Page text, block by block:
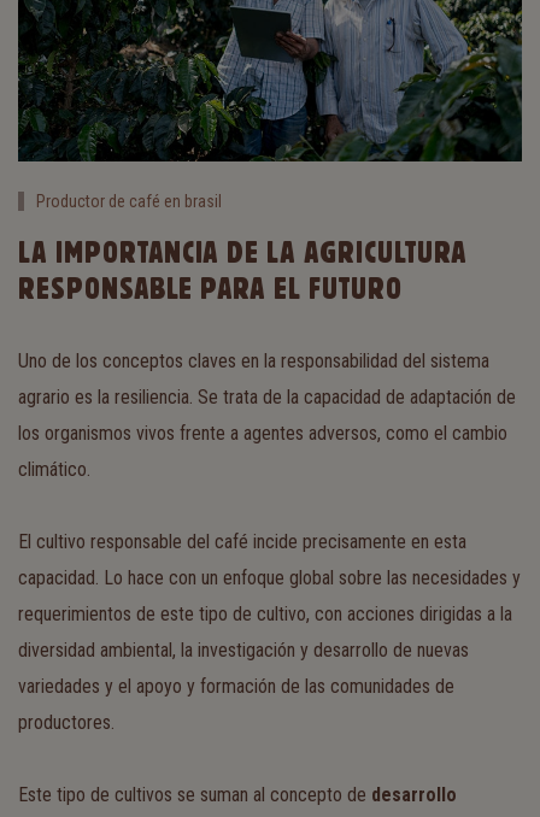
Productor de café en brasil
LA IMPORTANCIA DE LA AGRICULTURA
RESPONSABLE PARA EL FUTURO
Uno de los conceptos claves en la responsabilidad del sistema
agrario es la resiliencia. Se trata de la capacidad de adaptación de
los organismos vivos frente a agentes adversos, como el cambio
climático.
El cultivo responsable del café incide precisamente en esta
capacidad. Lo hace con un enfoque global sobre las necesidades y
requerimientos de este tipo de cultivo, con acciones dirigidas a la
diversidad ambiental, la investigación y desarrollo de nuevas
variedades y el apoyo y formación de las comunidades de
productores.
Este tipo de cultivos se suman al concepto de desarrollo